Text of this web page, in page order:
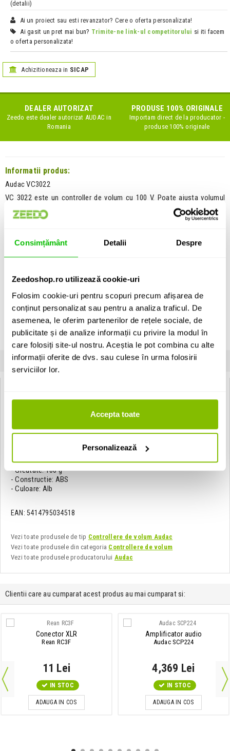
Consimțământ Detalii Despre
Zeedoshop.ro utilizează cookie-uri
Folosim cookie-uri pentru scopuri precum afișarea de
conținut personalizat sau pentru a analiza traficul. De
asemenea, le oferim partenerilor de rețele sociale, de
publicitate și de analize informații cu privire la modul în
care folosiți site-ul nostru. Aceștia le pot combina cu alte
informații oferite de dvs. sau culese în urma folosirii
serviciilor lor.
Accepta toate
Personalizează
(detalii)
Ai un proiect sau esti revanzator? Cere o oferta personalizata!
Ai gasit un pret mai bun? Trimite-ne link-ul competitorului si iti facem
o oferta personalizata!
Achizitioneaza in SICAP
DEALER AUTORIZAT
Zeedo este dealer autorizat AUDAC in
Romania
PRODUSE 100% ORIGINALE
Importam direct de la producator -
produse 100% originale
Informatii produs:
Audac VC3022
VC 3022 este un controller de volum cu 100 V. Poate ajusta volumul
- Potrivit atat pentru proiecte mari in locatii industriale cat si pentru
Poti consulta conditiile producatorului pentru extinderea garantiei direct
pe pagina oficiala Audac.
Acceseaza pagina de garantie Audac
Unitate de vanzare: bucata
INFORMATII SPECIFICATII COMENTARII CLIENTI ( 0)
- Tensiune de linie: 100 V
- Priority relay: 24 V / 25 mA
- Dimensiuni: 80 x 80 x 50 mm
- Greutate: 100 g
- Constructie: ABS
- Culoare: Alb
EAN: 5414795034518
Vezi toate produsele de tip Controllere de volum Audac
Vezi toate produsele din categoria Controllere de volum
Vezi toate produsele producatorului Audac
Clientii care au cumparat acest produs au mai cumparat si:
Conector XLR
Rean RC3F
11 Lei
IN STOC
ADAUGA IN COS
Amplificator audio
Audac SCP224
4,369 Lei
IN STOC
ADAUGA IN COS